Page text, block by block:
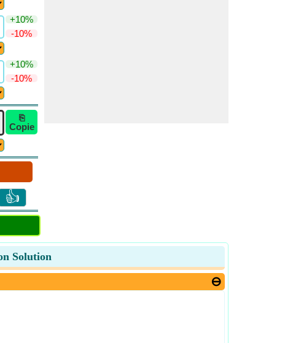
+10%
-10%
+10%
-10%
⎘
Copie
👍
Solution